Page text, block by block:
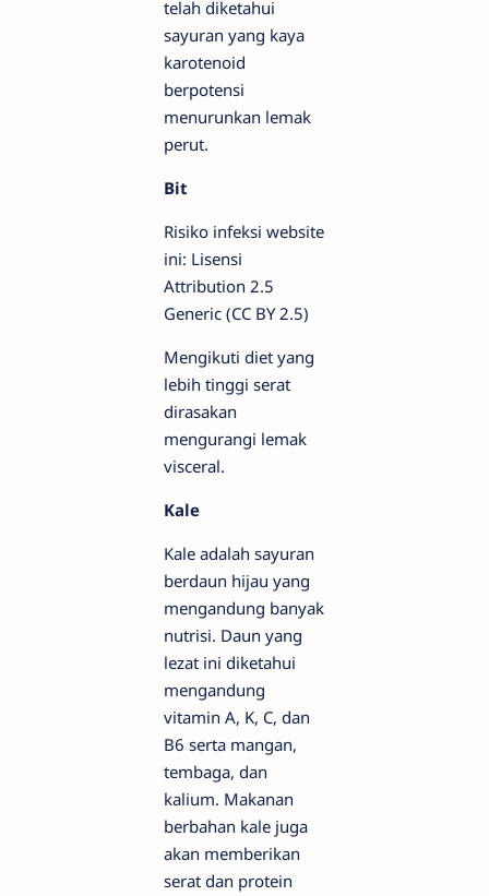
telah diketahui
sayuran yang kaya
karotenoid
berpotensi
menurunkan lemak
perut.
Bit
Risiko infeksi website
ini: Lisensi
Attribution 2.5
Generic (CC BY 2.5)
Mengikuti diet yang
lebih tinggi serat
dirasakan
mengurangi lemak
visceral.
Kale
Kale adalah sayuran
berdaun hijau yang
mengandung banyak
nutrisi. Daun yang
lezat ini diketahui
mengandung
vitamin A, K, C, dan
B6 serta mangan,
tembaga, dan
kalium. Makanan
berbahan kale juga
akan memberikan
serat dan protein